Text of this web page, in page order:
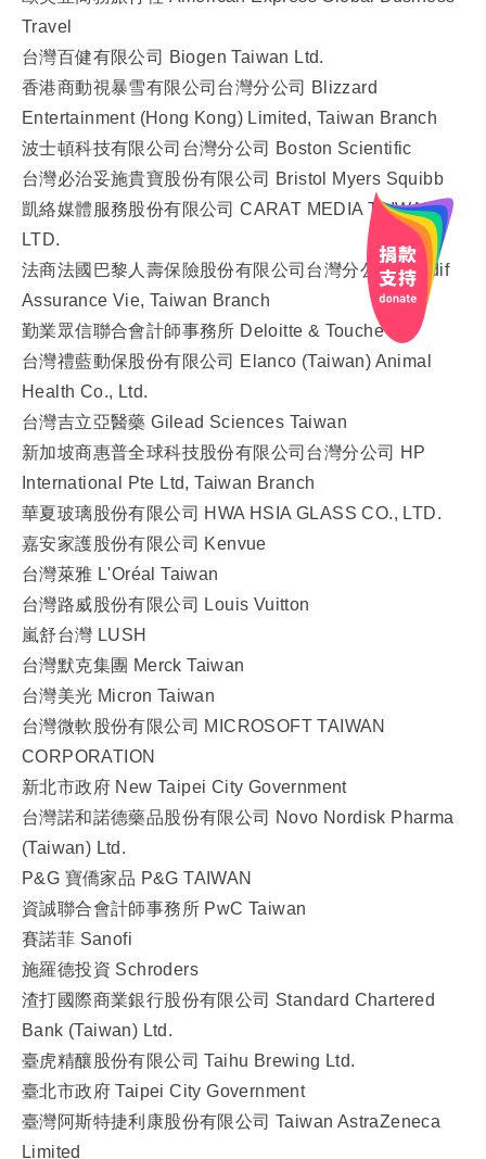
Travel
台灣百健有限公司 Biogen Taiwan Ltd.
香港商動視暴雪有限公司台灣分公司 Blizzard
Entertainment (Hong Kong) Limited, Taiwan Branch
波士頓科技有限公司台灣分公司 Boston Scientific
台灣必治妥施貴寶股份有限公司 Bristol Myers Squibb
凱絡媒體服務股份有限公司 CARAT MEDIA TAIWAN
LTD.
法商法國巴黎人壽保險股份有限公司台灣分公司 Cardif
Assurance Vie, Taiwan Branch
勤業眾信聯合會計師事務所 Deloitte & Touche
台灣禮藍動保股份有限公司 Elanco (Taiwan) Animal
Health Co., Ltd.
台灣吉立亞醫藥 Gilead Sciences Taiwan
新加坡商惠普全球科技股份有限公司台灣分公司 HP
International Pte Ltd, Taiwan Branch
華夏玻璃股份有限公司 HWA HSIA GLASS CO., LTD.
嘉安家護股份有限公司 Kenvue
台灣萊雅 L'Oréal Taiwan
台灣路威股份有限公司 Louis Vuitton
嵐舒台灣 LUSH
台灣默克集團 Merck Taiwan
台灣美光 Micron Taiwan
台灣微軟股份有限公司 MICROSOFT TAIWAN
CORPORATION
新北市政府 New Taipei City Government
台灣諾和諾德藥品股份有限公司 Novo Nordisk Pharma
(Taiwan) Ltd.
P&G 寶僑家品 P&G TAIWAN
資誠聯合會計師事務所 PwC Taiwan
賽諾菲 Sanofi
施羅德投資 Schroders
渣打國際商業銀行股份有限公司 Standard Chartered
Bank (Taiwan) Ltd.
臺虎精釀股份有限公司 Taihu Brewing Ltd.
臺北市政府 Taipei City Government
臺灣阿斯特捷利康股份有限公司 Taiwan AstraZeneca
Limited